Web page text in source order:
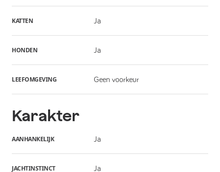
KATTEN Ja
HONDEN Ja
LEEFOMGEVING Geen voorkeur
Karakter
AANHANKELIJK Ja
JACHTINSTINCT Ja